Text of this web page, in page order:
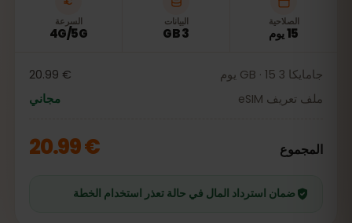
الصلاحية
15 يوم
البيانات
3 GB
السرعة
4G/5G
جامايكا 3 GB · 15 يوم
€ 20.99
ملف تعريف eSIM
مجاني
المجموع € 20.99
ضمان استرداد المال في حالة تعذر استخدام الخطة